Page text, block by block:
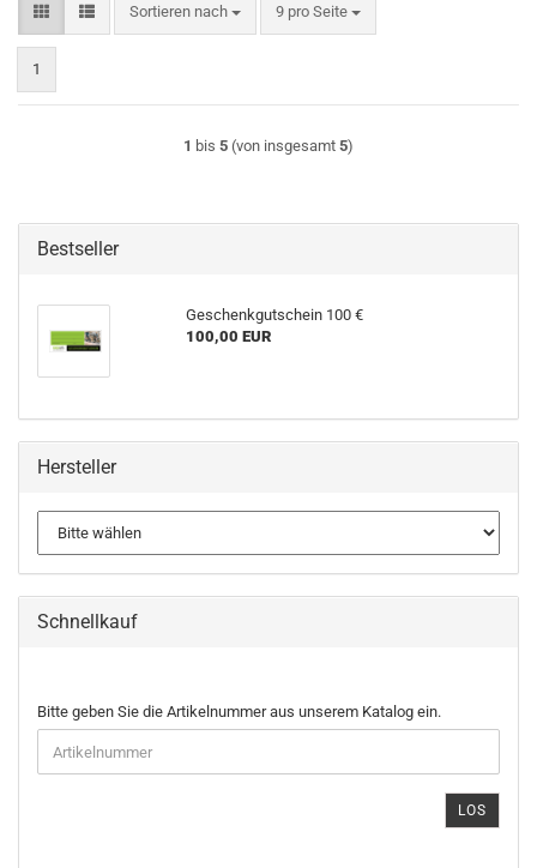
Sortieren nach
Sortieren nach 9 pro Seite
pro Seite
1
1 bis 5 (von insgesamt 5)
Bestseller
Geschenkgutschein 100 €
100,00 EUR
Hersteller
Schnellkauf
BITTE
GEBEN
SIE
DIE
Bitte geben Sie die Artikelnummer aus unserem Katalog ein.
LOS